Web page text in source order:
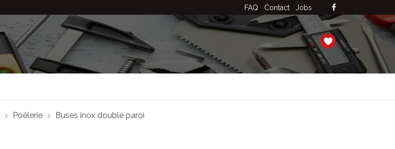
FAQ Contact Jobs
Poêlerie Buses inox double paroi